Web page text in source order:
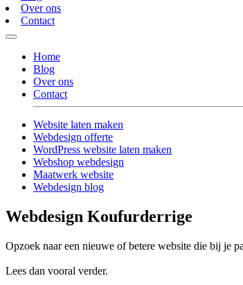
Over ons
Contact
Home
Blog
Over ons
Contact
Website laten maken
Webdesign offerte
WordPress website laten maken
Webshop webdesign
Maatwerk website
Webdesign blog
Webdesign Koufurderrige
Opzoek naar een nieuwe of betere website die bij je
Lees dan vooral verder.